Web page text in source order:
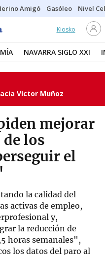
Amigó Gasóleo Nivel
Kiosko
NAVARRA SIGLO XXI
Víctor Muñoz
mejorar
los
el
la calidad del
activas de empleo,
y,
la reducción de
horas semanales",
los datos del paro al